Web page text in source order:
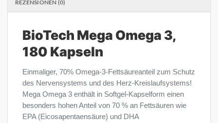
REZENSIONEN (0)
BioTech Mega Omega 3,
180 Kapseln
Einmaliger, 70% Omega-3-Fettsäureanteil zum Schutz
des Nervensystems und des Herz-Kreislaufsystems!
Mega Omega 3 enthält in Softgel-Kapselform einen
besonders hohen Anteil von 70 % an Fettsäuren wie
EPA (Eicosapentaensäure) und DHA